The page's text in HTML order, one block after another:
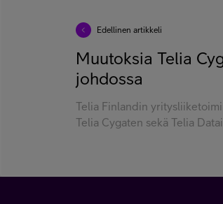
Edellinen artikkeli
Muutoksia Telia
johdossa
Telia Finlandin
Telia Cygaten sekä Telia